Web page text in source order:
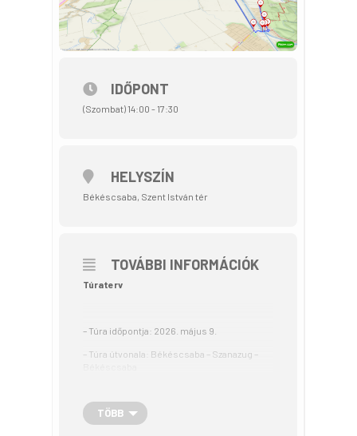
IDŐPONT
(Szombat) 14:00 - 17:30
HELYSZÍN
Békéscsaba, Szent István tér
TOVÁBBI INFORMÁCIÓK
Túraterv
– Túra időpontja: 2026. május 9.
– Túra útvonala: Békéscsaba – Szanazug –
– Szintemelkedés: 43 m
TÖBB